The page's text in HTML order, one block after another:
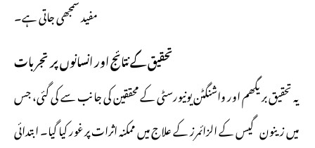
مفید سمجھی جاتی ہے۔
تحقیق کے نتائج اور انسانوں پر تجربات
یہ تحقیق بریگھم اور واشنگٹن یونیورسٹی کے محققین کی جانب سے کی گئی، جس
میں زینون گیس کے الزائمرز کے علاج میں ممکنہ اثرات پر غور کیا گیا۔ ابتدائی